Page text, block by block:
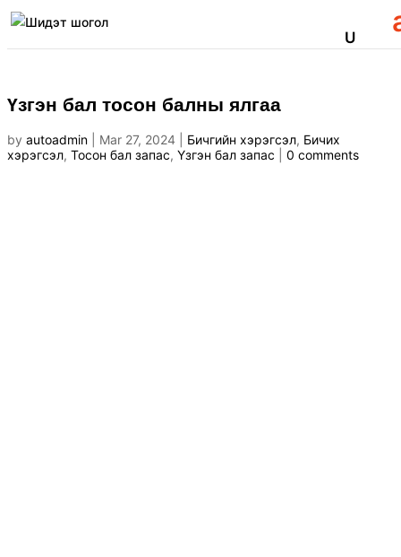
Үзгэн бал тосон балны ялгаа
by autoadmin Mar 27, 2024 Бичгийн хэрэгсэл, Бичих
хэрэгсэл, Тосон бал запас, Үзгэн бал запас 0 comments